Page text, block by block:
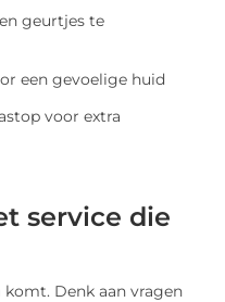
geurtjes te
een gevoelige huid
voor extra
service die
Denk aan vragen